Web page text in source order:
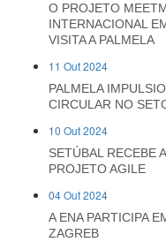
O PROJETO
INTERNACIONAL
VISITA A PALMELA
11 Out 2024
PALMELA
CIRCULAR NO
10 Out 2024
SETÚBAL RECEBE
PROJETO AGILE
04 Out 2024
A ENA PARTICIPA
ZAGREB